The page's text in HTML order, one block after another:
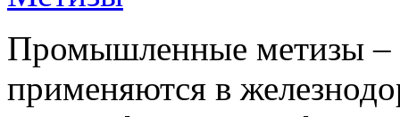
Промышленные метизы –
применяются в